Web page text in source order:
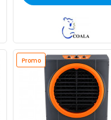
Promo